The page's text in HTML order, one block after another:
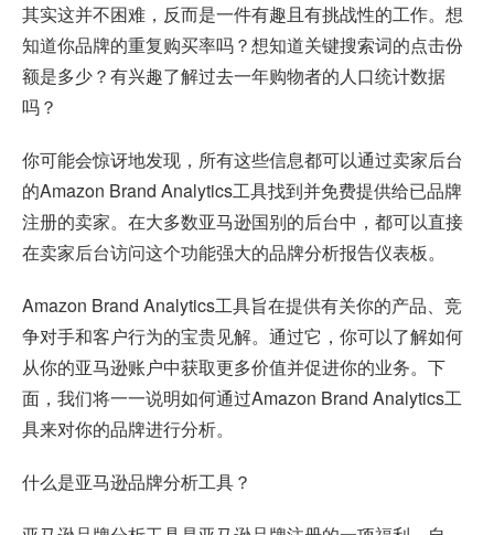
其实这并不困难，反而是一件有趣且有挑战性的工作。想
知道你品牌的重复购买率吗？想知道关键搜索词的点击份
额是多少？有兴趣了解过去一年购物者的人口统计数据
吗？
你可能会惊讶地发现，所有这些信息都可以通过卖家后台
的Amazon Brand Analytics工具找到并免费提供给已品牌
注册的卖家。在大多数亚马逊国别的后台中，都可以直接
在卖家后台访问这个功能强大的品牌分析报告仪表板。
Amazon Brand Analytics工具旨在提供有关你的产品、竞
争对手和客户行为的宝贵见解。通过它，你可以了解如何
从你的亚马逊账户中获取更多价值并促进你的业务。下
面，我们将一一说明如何通过Amazon Brand Analytics工
具来对你的品牌进行分析。
什么是亚马逊品牌分析工具？